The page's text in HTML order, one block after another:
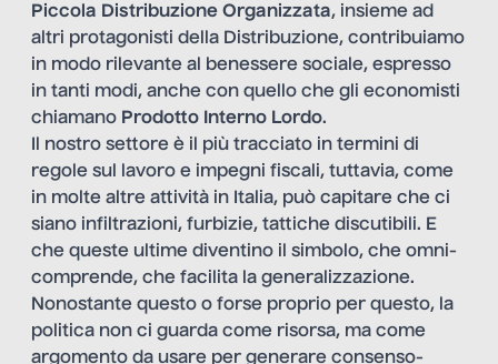
Piccola Distribuzione Organizzata, insieme ad
altri protagonisti della Distribuzione, contribuiamo
in modo rilevante al benessere sociale, espresso
in tanti modi, anche con quello che gli economisti
chiamano Prodotto Interno Lordo.
Il nostro settore è il più tracciato in termini di
regole sul lavoro e impegni fiscali, tuttavia, come
in molte altre attività in Italia, può capitare che ci
siano infiltrazioni, furbizie, tattiche discutibili. E
che queste ultime diventino il simbolo, che omni-
comprende, che facilita la generalizzazione.
Nonostante questo o forse proprio per questo, la
politica non ci guarda come risorsa, ma come
argomento da usare per generare consenso-